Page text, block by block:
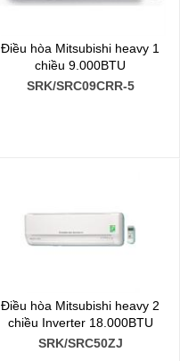
Điều hòa Mitsubishi heavy 1
chiều 9.000BTU
SRK/SRC09CRR-5
Điều hòa Mitsubishi heavy 2
chiều Inverter 18.000BTU
SRK/SRC50ZJ